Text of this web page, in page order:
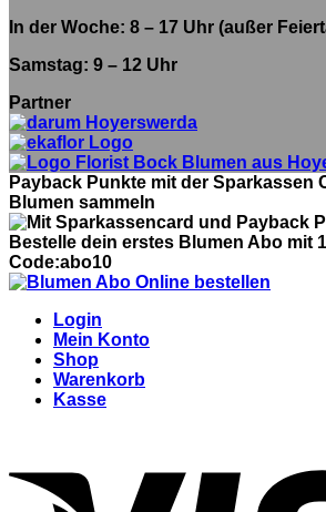
In der Woche: 8 – 17 Uhr (außer
Samstag: 9 – 12 Uhr
Partner
Payback Punkte mit der Sparkassen
Blumen sammeln
Bestelle dein erstes Blumen Abo mit
Code:abo10
Login
Mein Konto
Shop
Warenkorb
Kasse